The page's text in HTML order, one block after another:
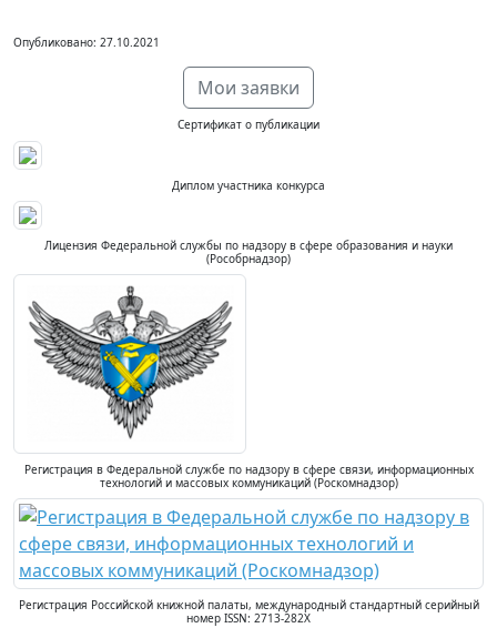
Опубликовано: 27.10.2021
Мои заявки
Сертификат о публикации
Диплом участника конкурса
Лицензия Федеральной службы по надзору в сфере образования и науки
(Рособрнадзор)
Регистрация в Федеральной службе по надзору в сфере связи, информационных
технологий и массовых коммуникаций (Роскомнадзор)
Регистрация Российской книжной палаты, международный стандартный серийный
номер ISSN: 2713-282X